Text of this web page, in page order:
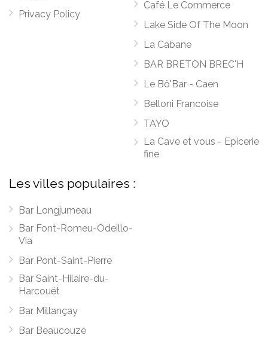
Privacy Policy
Café Le Commerce
Lake Side Of The Moon
La Cabane
BAR BRETON BREC'H
Le Bô'Bar - Caen
Belloni Francoise
TAYO
La Cave et vous - Epicerie
fine
Les villes populaires :
Bar Longjumeau
Bar Font-Romeu-Odeillo-
Via
Bar Pont-Saint-Pierre
Bar Saint-Hilaire-du-
Harcouët
Bar Millançay
Bar Beaucouzé